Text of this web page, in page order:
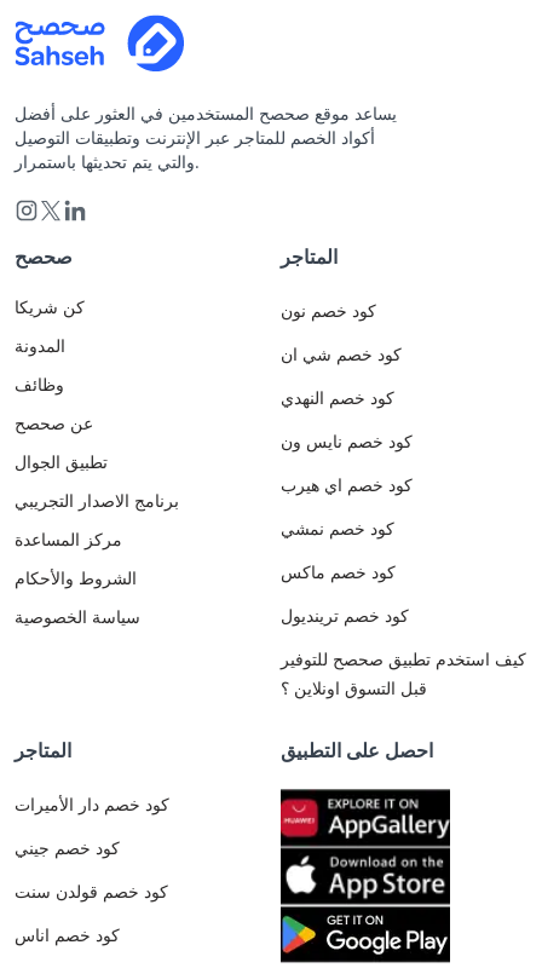
يساعد موقع صحصح المستخدمين في العثور على أفضل
أكواد الخصم للمتاجر عبر الإنترنت وتطبيقات التوصيل
والتي يتم تحديثها باستمرار.
صحصح
كن شريكا
المدونة
وظائف
عن صحصح
تطبيق الجوال
برنامج الاصدار التجريبي
مركز المساعدة
الشروط والأحكام
سياسة الخصوصية
المتاجر
كود خصم نون
كود خصم شي ان
كود خصم النهدي
كود خصم نايس ون
كود خصم اي هيرب
كود خصم نمشي
كود خصم ماكس
كود خصم ترينديول
كيف استخدم تطبيق صحصح للتوفير
قبل التسوق اونلاين ؟
المتاجر
كود خصم دار الأميرات
كود خصم جيني
كود خصم قولدن سنت
كود خصم اناس
احصل على التطبيق